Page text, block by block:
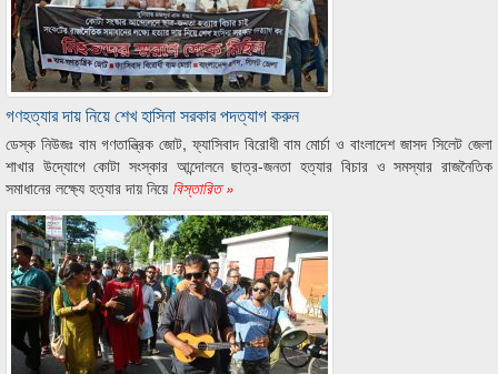
গণহত্যার দায় নিয়ে শেখ হাসিনা সরকার পদত্যাগ করুন
ডেস্ক নিউজঃ বাম গণতান্ত্রিক জোট, ফ্যাসিবাদ বিরোধী বাম মোর্চা ও বাংলাদেশ জাসদ সিলেট জেলা
শাখার উদ্যোগে কোটা সংস্কার আন্দোলনে ছাত্র-জনতা হত্যার বিচার ও সমস্যার রাজনৈতিক
সমাধানের লক্ষ্যে হত্যার দায় নিয়ে বিস্তারিত »